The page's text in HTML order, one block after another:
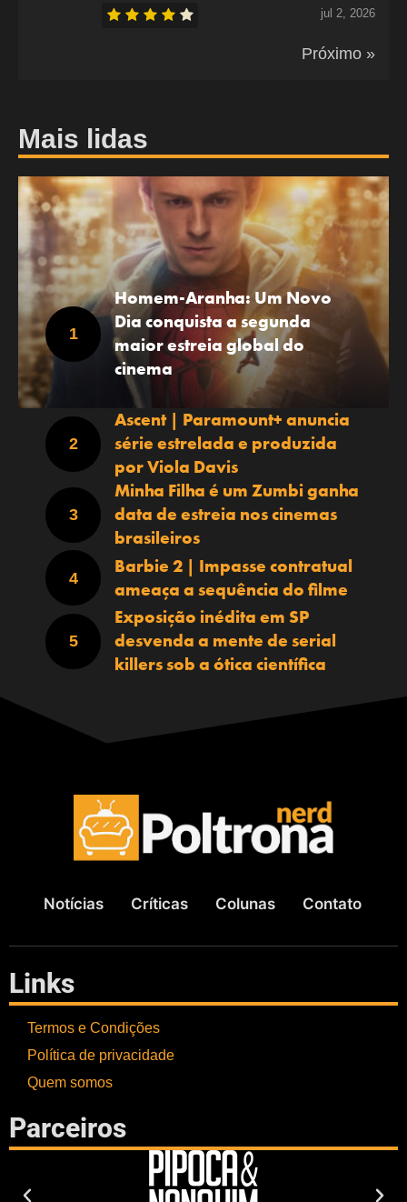
jul 2, 2026
Próximo »
Mais lidas
Homem-Aranha: Um Novo
Dia conquista a segunda
maior estreia global do
cinema
Ascent | Paramount+ anuncia
série estrelada e produzida
por Viola Davis
Minha Filha é um Zumbi ganha
data de estreia nos cinemas
brasileiros
Barbie 2 | Impasse contratual
ameaça a sequência do filme
Exposição inédita em SP
desvenda a mente de serial
killers sob a ótica científica
Notícias Críticas Colunas Contato
Links
Termos e Condições
Política de privacidade
Quem somos
Parceiros